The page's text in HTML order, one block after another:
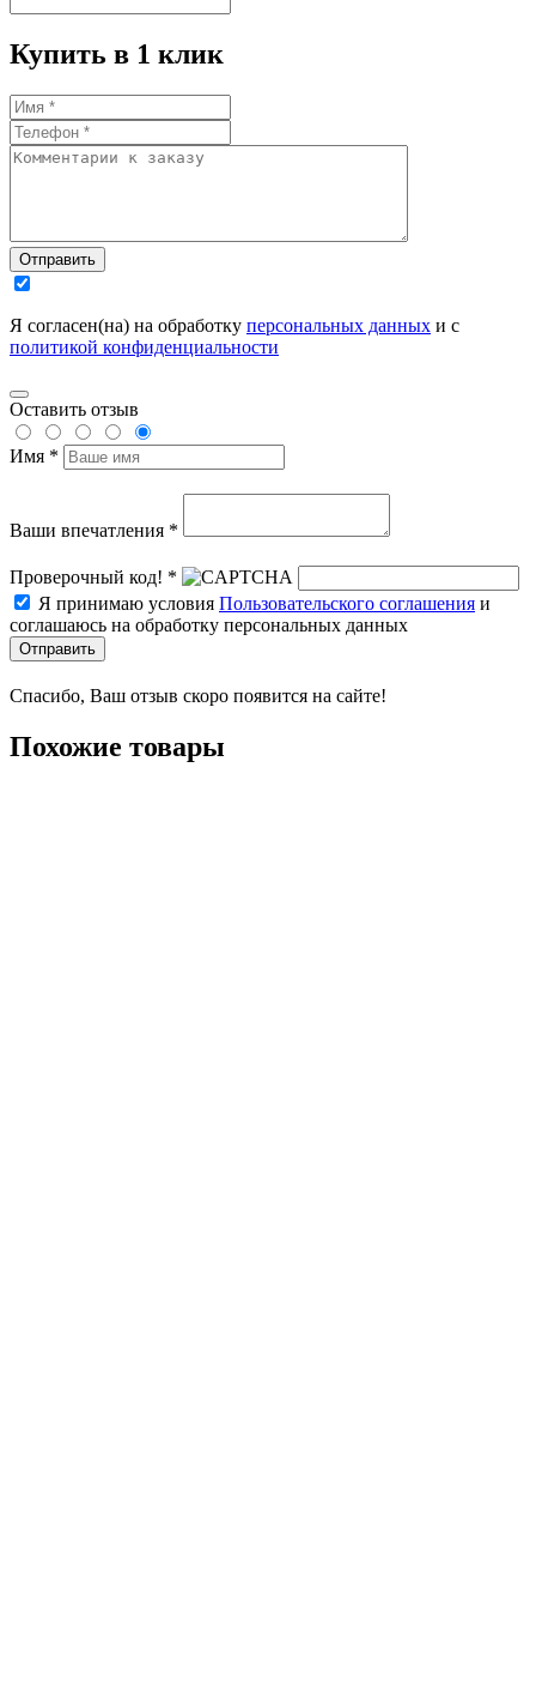
Купить в 1 клик
Отправить
Я согласен(на) на обработку персональных данных и с
политикой конфиденциальности
Оставить отзыв
Имя *
Ваши впечатления *
Проверочный код! *
Я принимаю условия Пользовательского соглашения и
соглашаюсь на обработку персональных данных
Отправить
Спасибо, Ваш отзыв скоро появится на сайте!
Похожие товары